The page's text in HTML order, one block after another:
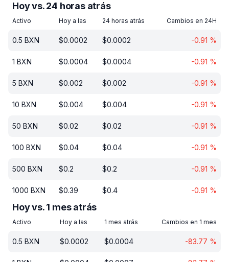
Hoy vs. 24 horas atrás
Activo Hoy a las 24 horas atrás Cambios en 24H
0.5 BXN $0.0002 $0.0002 -0.91 %
1 BXN $0.0004 $0.0004 -0.91 %
5 BXN $0.002 $0.002 -0.91 %
10 BXN $0.004 $0.004 -0.91 %
50 BXN $0.02 $0.02 -0.91 %
100 BXN $0.04 $0.04 -0.91 %
500 BXN $0.2 $0.2 -0.91 %
1000 BXN $0.39 $0.4 -0.91 %
Hoy vs. 1 mes atrás
Activo Hoy a las 1 mes atrás Cambios en 1 mes
0.5 BXN $0.0002 $0.0004 -83.77 %